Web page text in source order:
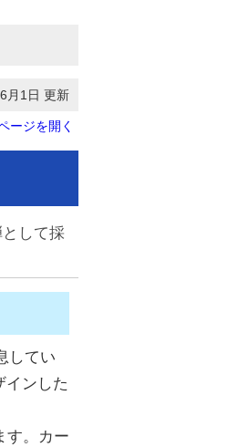
月1日 更新
ージを開く
して採
してい
インした
す。カー